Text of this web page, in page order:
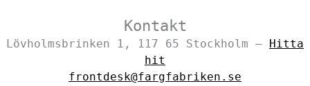
Kontakt
Lövholmsbrinken 1, 117 65 Stockholm –
Hitta
hit
frontdesk@fargfabriken.se